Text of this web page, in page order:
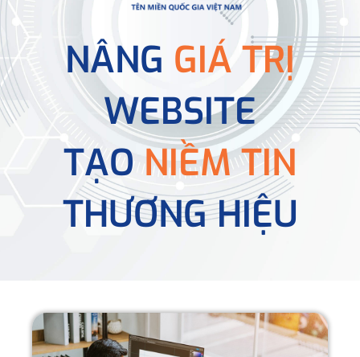
NÂNG GIÁ TRỊ
WEBSITE
TẠONIỀM TIN
THƯƠNG HIỆU